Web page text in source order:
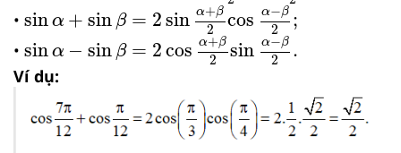
• sinα + sin β = 2sin α+β
2 cos α−β
2 ;
• sinα − sin β = 2cos α+β
2 sin α−β
2 .
sin = β2sin −β2 .
Ví dụ: